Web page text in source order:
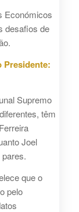
Económicos
desafios de
Presidente:
Supremo
têm
Joel
que o
pelo